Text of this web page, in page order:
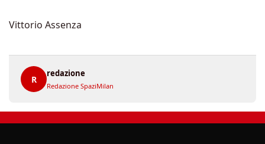
Vittorio Assenza
R
redazione
Redazione SpaziMilan